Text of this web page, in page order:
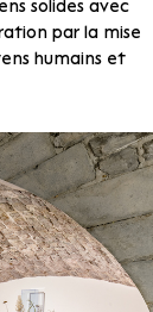
solides avec
par la mise
humains et